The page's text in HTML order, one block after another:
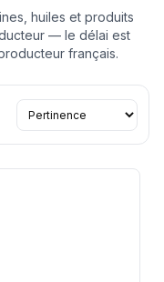
huiles et produits
— le délai est
français.